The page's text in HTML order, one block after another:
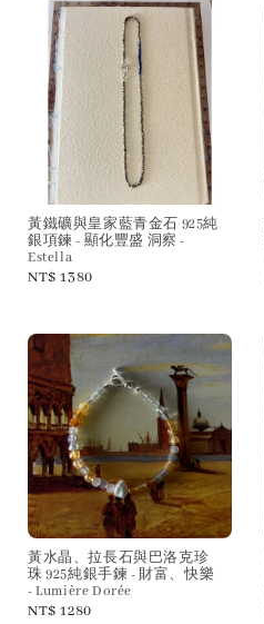
黃鐵礦與皇家藍青金石 925純
銀項鍊 - 顯化豐盛 洞察 -
Estella
Regular
NT$ 1380
黃水晶、拉長石與巴洛克珍
珠 925純銀手鍊 - 財富、快樂
- Lumière Dorée
Regular
NT$ 1280